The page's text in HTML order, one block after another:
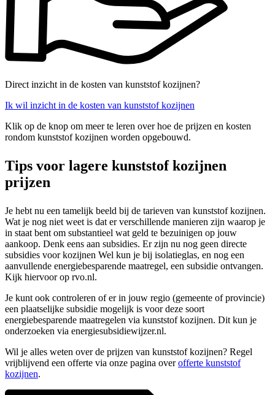
Direct inzicht in de kosten van kunststof kozijnen?
Ik wil inzicht in de kosten van kunststof kozijnen
Klik op de knop om meer te leren over hoe de prijzen en kosten
rondom kunststof kozijnen worden opgebouwd.
Tips voor lagere kunststof kozijnen
prijzen
Je hebt nu een tamelijk beeld bij de tarieven van kunststof kozijnen.
Wat je nog niet weet is dat er verschillende manieren zijn waarop je
in staat bent om substantieel wat geld te bezuinigen op jouw
aankoop. Denk eens aan subsidies. Er zijn nu nog geen directe
subsidies voor kozijnen Wel kun je bij isolatieglas, en nog een
aanvullende energiebesparende maatregel, een subsidie ontvangen.
Kijk hiervoor op rvo.nl.
Je kunt ook controleren of er in jouw regio (gemeente of provincie)
een plaatselijke subsidie mogelijk is voor deze soort
energiebesparende maatregelen via kunststof kozijnen. Dit kun je
onderzoeken via energiesubsidiewijzer.nl.
Wil je alles weten over de prijzen van kunststof kozijnen? Regel
vrijblijvend een offerte via onze pagina overofferte kunststof
kozijnen.